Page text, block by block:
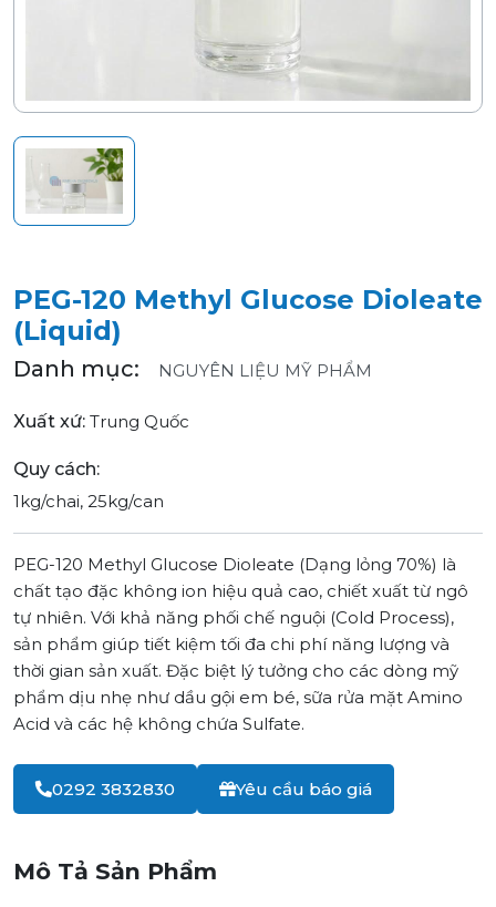
PEG-120 Methyl Glucose Dioleate
(Liquid)
Danh mục: NGUYÊN LIỆU MỸ PHẨM
Xuất xứ: Trung Quốc
Quy cách:
1kg/chai, 25kg/can
PEG-120 Methyl Glucose Dioleate (Dạng lỏng 70%) là
chất tạo đặc không ion hiệu quả cao, chiết xuất từ ngô
tự nhiên. Với khả năng phối chế nguội (Cold Process),
sản phẩm giúp tiết kiệm tối đa chi phí năng lượng và
thời gian sản xuất. Đặc biệt lý tưởng cho các dòng mỹ
phẩm dịu nhẹ như dầu gội em bé, sữa rửa mặt Amino
Acid và các hệ không chứa Sulfate.
0292 3832830 Yêu cầu báo giá
Mô Tả Sản Phẩm